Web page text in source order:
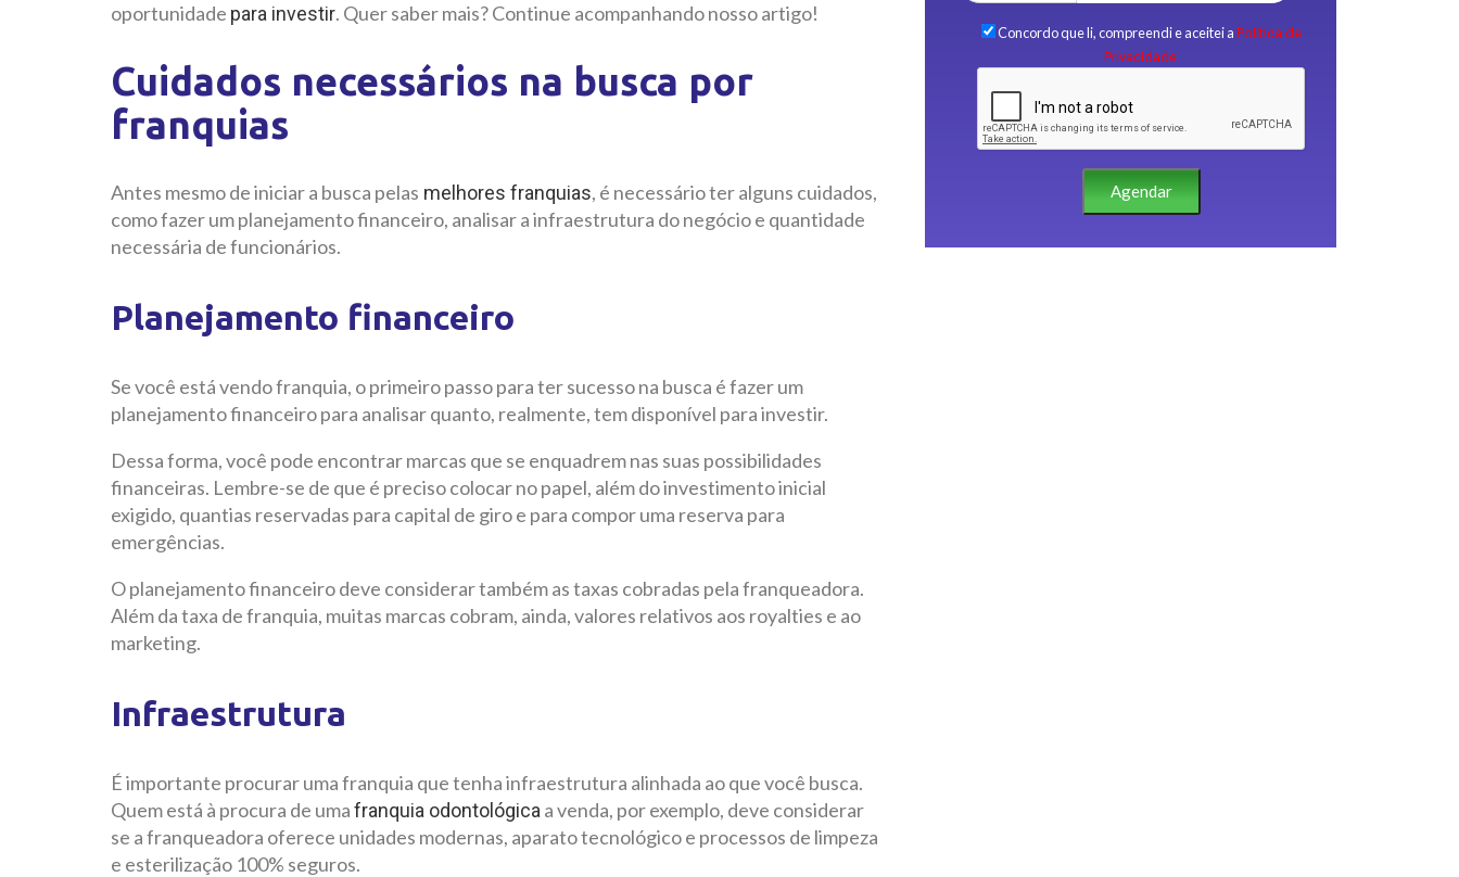
oportunidade para investir. Quer saber mais? Continue acompanhando nosso artigo!
Cuidados necessários na busca por
franquias
Antes mesmo de iniciar a busca pelas melhores franquias, é necessário ter alguns cuidados,
como fazer um planejamento financeiro, analisar a infraestrutura do negócio e quantidade
necessária de funcionários.
Planejamento financeiro
Se você está vendo franquia, o primeiro passo para ter sucesso na busca é fazer um
planejamento financeiro para analisar quanto, realmente, tem disponível para investir.
Dessa forma, você pode encontrar marcas que se enquadrem nas suas possibilidades
financeiras. Lembre-se de que é preciso colocar no papel, além do investimento inicial
exigido, quantias reservadas para capital de giro e para compor uma reserva para
emergências.
O planejamento financeiro deve considerar também as taxas cobradas pela franqueadora.
Além da taxa de franquia, muitas marcas cobram, ainda, valores relativos aos royalties e ao
marketing.
Infraestrutura
É importante procurar uma franquia que tenha infraestrutura alinhada ao que você busca.
Quem está à procura de umafranquia odontológica a venda, por exemplo, deve considerar
se a franqueadora oferece unidades modernas, aparato tecnológico e processos de limpeza
e esterilização 100% seguros.
Concordo que li, compreendi e aceitei aPolítica de
Privacidade.
Agendar